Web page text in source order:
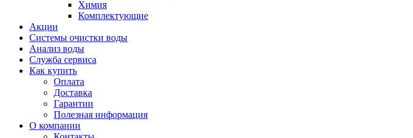
Химия
Комплектующие
Акции
Системы очистки воды
Анализ воды
Служба сервиса
Как купить
Оплата
Доставка
Гарантии
Полезная информация
О компании